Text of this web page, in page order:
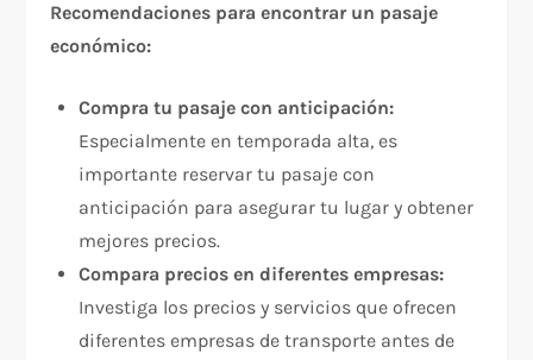
Recomendaciones para encontrar un pasaje
económico:
Compra tu pasaje con anticipación:
Especialmente en temporada alta, es
importante reservar tu pasaje con
anticipación para asegurar tu lugar y obtener
mejores precios.
Compara precios en diferentes empresas:
Investiga los precios y servicios que ofrecen
diferentes empresas de transporte antes de